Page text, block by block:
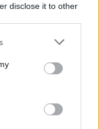
disclose it to other
or more Google
You may click to
party tags to
in below Google
tények